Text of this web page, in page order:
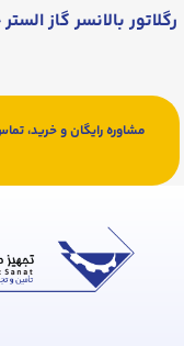
گاز الستر جیوانز
و خرید، تماس با شماره های: